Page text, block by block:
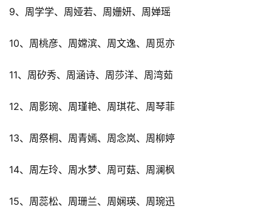
9、周学学、周娅若、周姗妍、周婵瑶
10、周桃彦、周嫦滨、周文逸、周觅亦
11、周矽秀、周涵诗、周莎洋、周湾茹
12、周影琬、周瑾艳、周琪花、周琴菲
13、周祭桐、周青嫣、周念岚、周柳婷
14、周左玲、周水梦、周可菇、周澜枫
15、周蕊松、周珊兰、周娴瑛、周琬迅